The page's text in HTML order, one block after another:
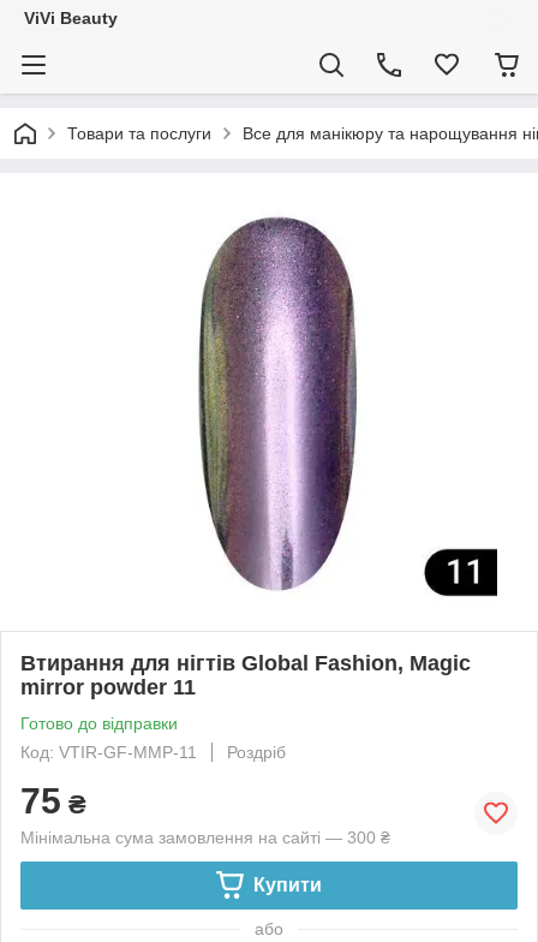
ViVi Beauty
Товари та послуги Все для манікюру та нарощування
Втирання для нігтів Global Fashion, Magic
mirror powder 11
Готово до відправки
Код: VTIR-GF-MMP-11
Роздріб
75 ₴
Мінімальна сума замовлення на сайті — 300 ₴
Купити
або